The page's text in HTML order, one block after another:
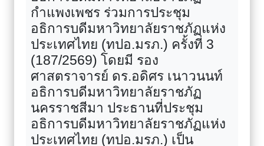
กำแพงเพชร ร่วมการประชุม
อธิการบดีมหาวิทยาลัยราชภัฏแห่ง
ประเทศไทย (ทปอ.มรภ.) ครั้งที่ 3
(187/2569) โดยมี รอง
ศาสตราจารย์ ดร.อดิศร เนาวนนท์
อธิการบดีมหาวิทยาลัยราชภัฏ
นครราชสีมา ประธานที่ประชุม
อธิการบดีมหาวิทยาลัยราชภัฏแห่ง
ประเทศไทย (ทปอ.มรภ.) เป็น